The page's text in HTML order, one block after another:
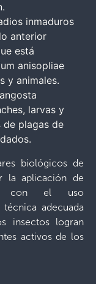
inmaduros
anterior
está
anisopliae
y animales.
larvas y
de plagas de
biológicos de
la aplicación de
con el uso
adecuada
insectos logran
activos de los